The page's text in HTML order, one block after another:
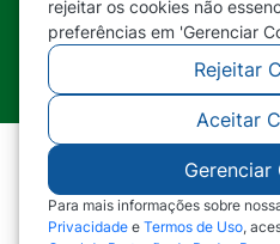
SIC
©2026 - Prefeitura
MT - Todos os
rejeitar os cookies não
preferências em 'Gerenciar
Rejeitar
Aceitar
Gerenciar
Para mais informações sobre
Privacidade e Termos de Uso,